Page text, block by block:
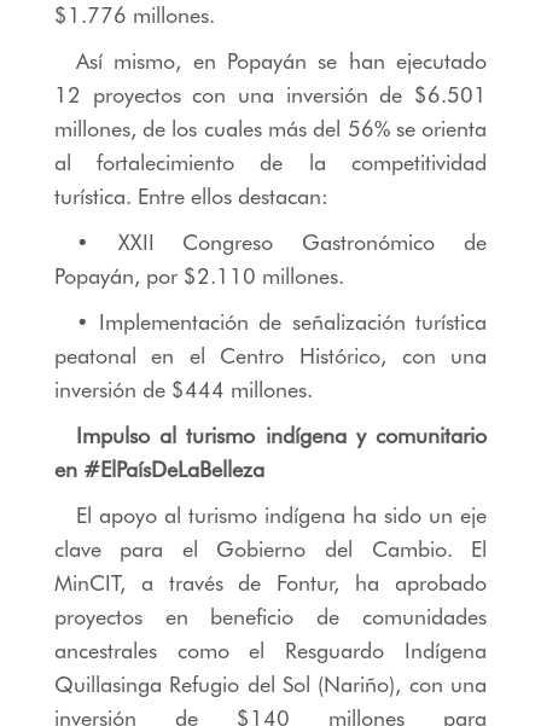
$1.776 millones.
Así mismo, en Popayán se han ejecutado
12 proyectos con una inversión de $6.501
millones, de los cuales más del 56% se orienta
al fortalecimiento de la competitividad
turística. Entre ellos destacan:
• XXII Congreso Gastronómico de
Popayán, por $2.110 millones.
• Implementación de señalización turística
peatonal en el Centro Histórico, con una
inversión de $444 millones.
Impulso al turismo indígena y comunitario
en #ElPaísDeLaBelleza
El apoyo al turismo indígena ha sido un eje
clave para el Gobierno del Cambio. El
MinCIT, a través de Fontur, ha aprobado
proyectos en beneficio de comunidades
ancestrales como el Resguardo Indígena
Quillasinga Refugio del Sol (Nariño), con una
inversión de $140 millones para